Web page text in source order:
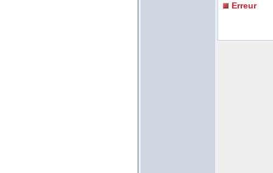
Erreur